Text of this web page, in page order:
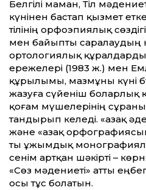
Белгілі маман, Тіл
күнінен бастап қызмет
тілінің орфоэпиялық
мен байыпты саралаудың
ортологиялық
ережелері (1983 ж.) мен
құрылымы, мазмұны күні
жазуға сүйеніш боларлық
қоғам мүшелерінің
тандырып келеді. «Қазақ
және «Қазақ
ты ұжымдық
сенім артқан шәкірті –
«Сөз мәдениеті» ат­ты
осы тұс болатын.